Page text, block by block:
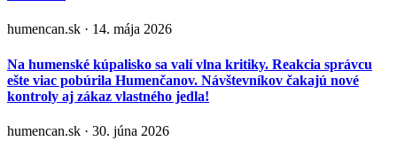
humencan.sk · 14. mája 2026
Na humenské kúpalisko sa valí vlna kritiky. Reakcia správcu
ešte viac pobúrila Humenčanov. Návštevníkov čakajú nové
kontroly aj zákaz vlastného jedla!
humencan.sk · 30. júna 2026